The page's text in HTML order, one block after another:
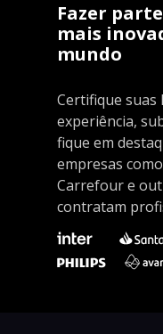
Fazer
mais
mundo
Certifique suas
experiência,
fique em
empresas
Carrefour e
contratam